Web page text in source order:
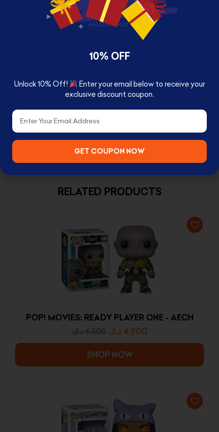
Based on Doctor Strange in the
Multiverse of Madness
Dead Strange Pop!
RELATED PRODUCTS
POP! MOVIES: READY PLAYER ONE - AECH
6.500 د.ك 4.900 د.ك
SHOP NOW
10% OFF
Unlock 10% Off!
Enter your email below to receive your
exclusive discount coupon.
Email
GET COUPON NOW